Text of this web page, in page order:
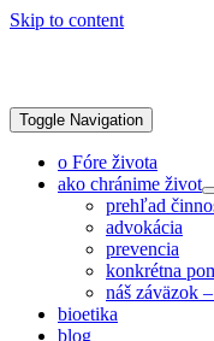
Skip to content
Toggle Navigation
o Fóre života
ako chránime život
prehľad
advokácia
prevencia
konkrétna
náš záväzok
bioetika
blog